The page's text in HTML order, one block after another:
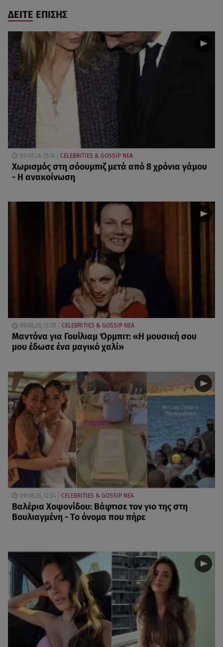
ΔΕΙΤΕ ΕΠΙΣΗΣ
09.08.26, 15:16 CELEBRITIES & GOSSIP ΝΕΑ
Χωρισμός στη σόουμπιζ μετά από 8 χρόνια γάμου
- Η ανακοίνωση
09.08.26, 13:30 CELEBRITIES & GOSSIP ΝΕΑ
Μαντόνα για Γουίλιαμ Όρμπιτ: «Η μουσική σου
μου έδωσε ένα μαγικό χαλί»
09.08.26, 12:54 CELEBRITIES & GOSSIP ΝΕΑ
Βαλέρια Χοψονίδου: Βάφτισε τον γιο της στη
Βουλιαγμένη - Το όνομα που πήρε